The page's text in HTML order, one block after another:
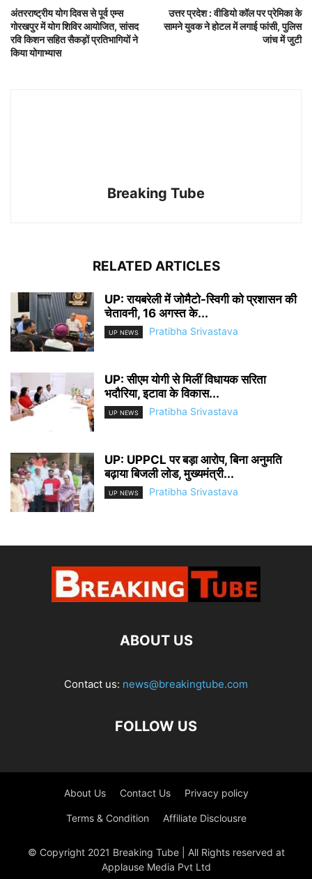
अंतरराष्ट्रीय योग दिवस से पूर्व एम्स
गोरखपुर में योग शिविर आयोजित, सांसद
रवि किशन सहित सैकड़ों प्रतिभागियों ने
किया योगाभ्यास
उत्तर प्रदेश : वीडियो कॉल पर प्रेमिका के
सामने युवक ने होटल में लगाई फांसी, पुलिस
जांच में जुटी
Breaking Tube
RELATED ARTICLES
UP: रायबरेली में जोमैटो-स्विगी को प्रशासन की
चेतावनी, 16 अगस्त के...
UP NEWS Pratibha Srivastava
UP: सीएम योगी से मिलीं विधायक सरिता
भदौरिया, इटावा के विकास...
UP NEWS Pratibha Srivastava
UP: UPPCL पर बड़ा आरोप, बिना अनुमति
बढ़ाया बिजली लोड, मुख्यमंत्री...
UP NEWS Pratibha Srivastava
ABOUT US
Contact us: news@breakingtube.com
FOLLOW US
About Us Contact Us Privacy policy
Terms & Condition Affiliate Disclousre
© Copyright 2021 Breaking Tube | All Rights reserved at
Applause Media Pvt Ltd